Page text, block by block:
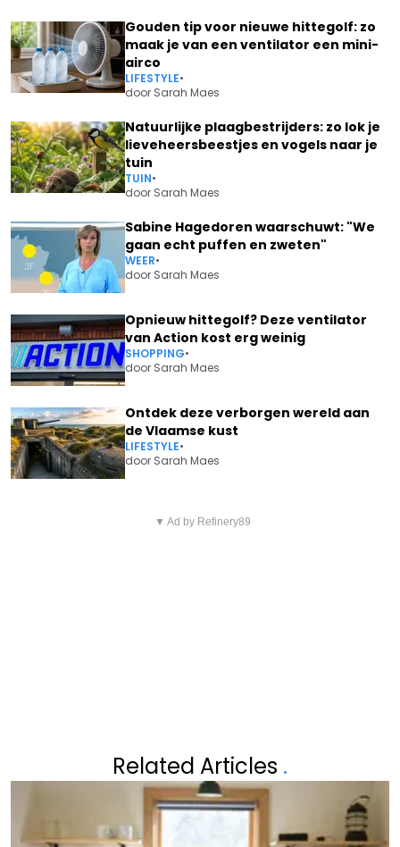
Gouden tip voor nieuwe hittegolf: zo
maak je van een ventilator een mini-
airco
LIFESTYLE•
door Sarah Maes
Natuurlijke plaagbestrijders: zo lok je
lieveheersbeestjes en vogels naar je
tuin
TUIN•
door Sarah Maes
Sabine Hagedoren waarschuwt: "We
gaan echt puffen en zweten"
WEER•
door Sarah Maes
Opnieuw hittegolf? Deze ventilator
van Action kost erg weinig
SHOPPING•
door Sarah Maes
Ontdek deze verborgen wereld aan
de Vlaamse kust
LIFESTYLE•
door Sarah Maes
JAMES COOKE KOMT MET
▼ Ad by Refinery89
Related Articles .